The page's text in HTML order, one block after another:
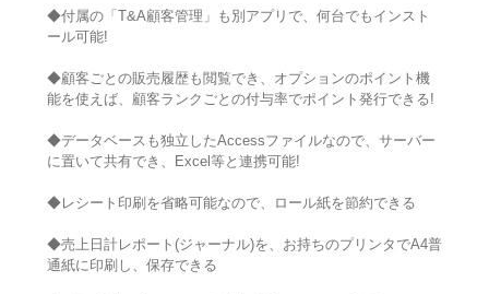
◆付属の「T&A顧客管理」も別アプリで、何台でもインスト
ール可能!
◆顧客ごとの販売履歴も閲覧でき、オプションのポイント機
能を使えば、顧客ランクごとの付与率でポイント発行できる!
◆データベースも独立したAccessファイルなので、サーバー
に置いて共有でき、Excel等と連携可能!
◆レシート印刷を省略可能なので、ロール紙を節約できる
◆売上日計レポート(ジャーナル)を、お持ちのプリンタでA4普
通紙に印刷し、保存できる